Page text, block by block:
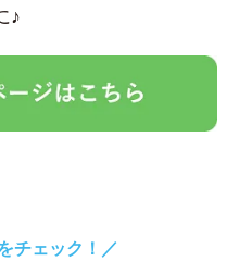
♪
チェック！／